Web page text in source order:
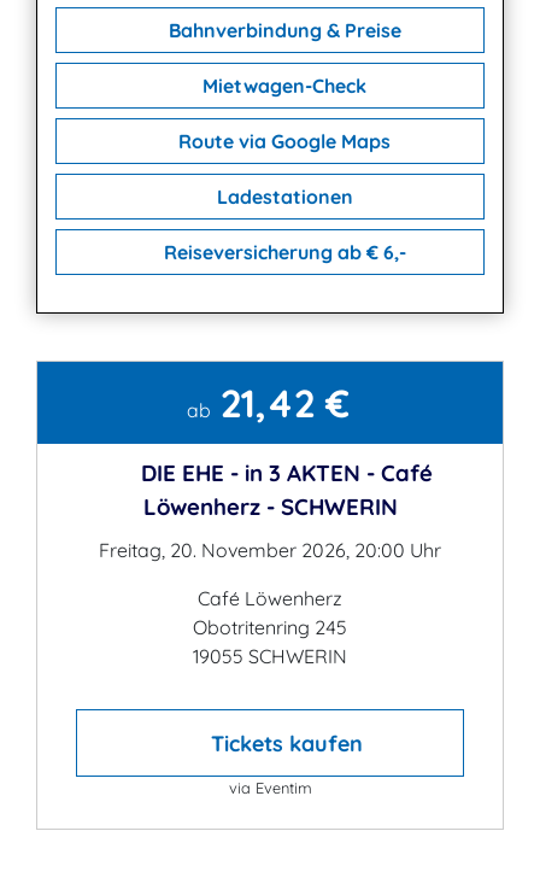
Bahnverbindung & Preise
Mietwagen-Check
Route via Google Maps
Ladestationen
Reiseversicherung ab € 6,-
ab 21,42 €
DIE EHE - in 3 AKTEN - Café
Löwenherz - SCHWERIN
Freitag, 20. November 2026, 20:00 Uhr
Café Löwenherz
Obotritenring 245
19055 SCHWERIN
Tickets kaufen
via Eventim